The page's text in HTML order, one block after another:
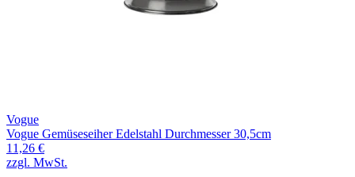
Vogue
Vogue Gemüseseiher Edelstahl Durchmesser 30,5cm
11,26 €
zzgl. MwSt.